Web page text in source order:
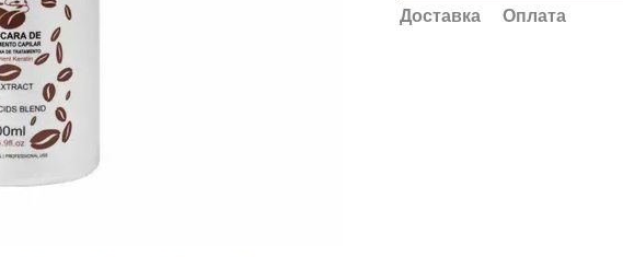
Доставка Оплата